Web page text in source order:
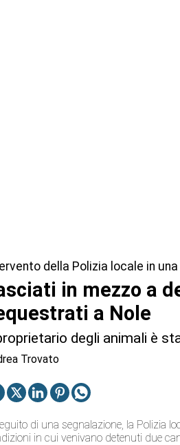
della Polizia locale in
in mezzo a
a Nole
degli animali è
Trovato
di una segnalazione, la Polizia
in cui venivano detenuti due